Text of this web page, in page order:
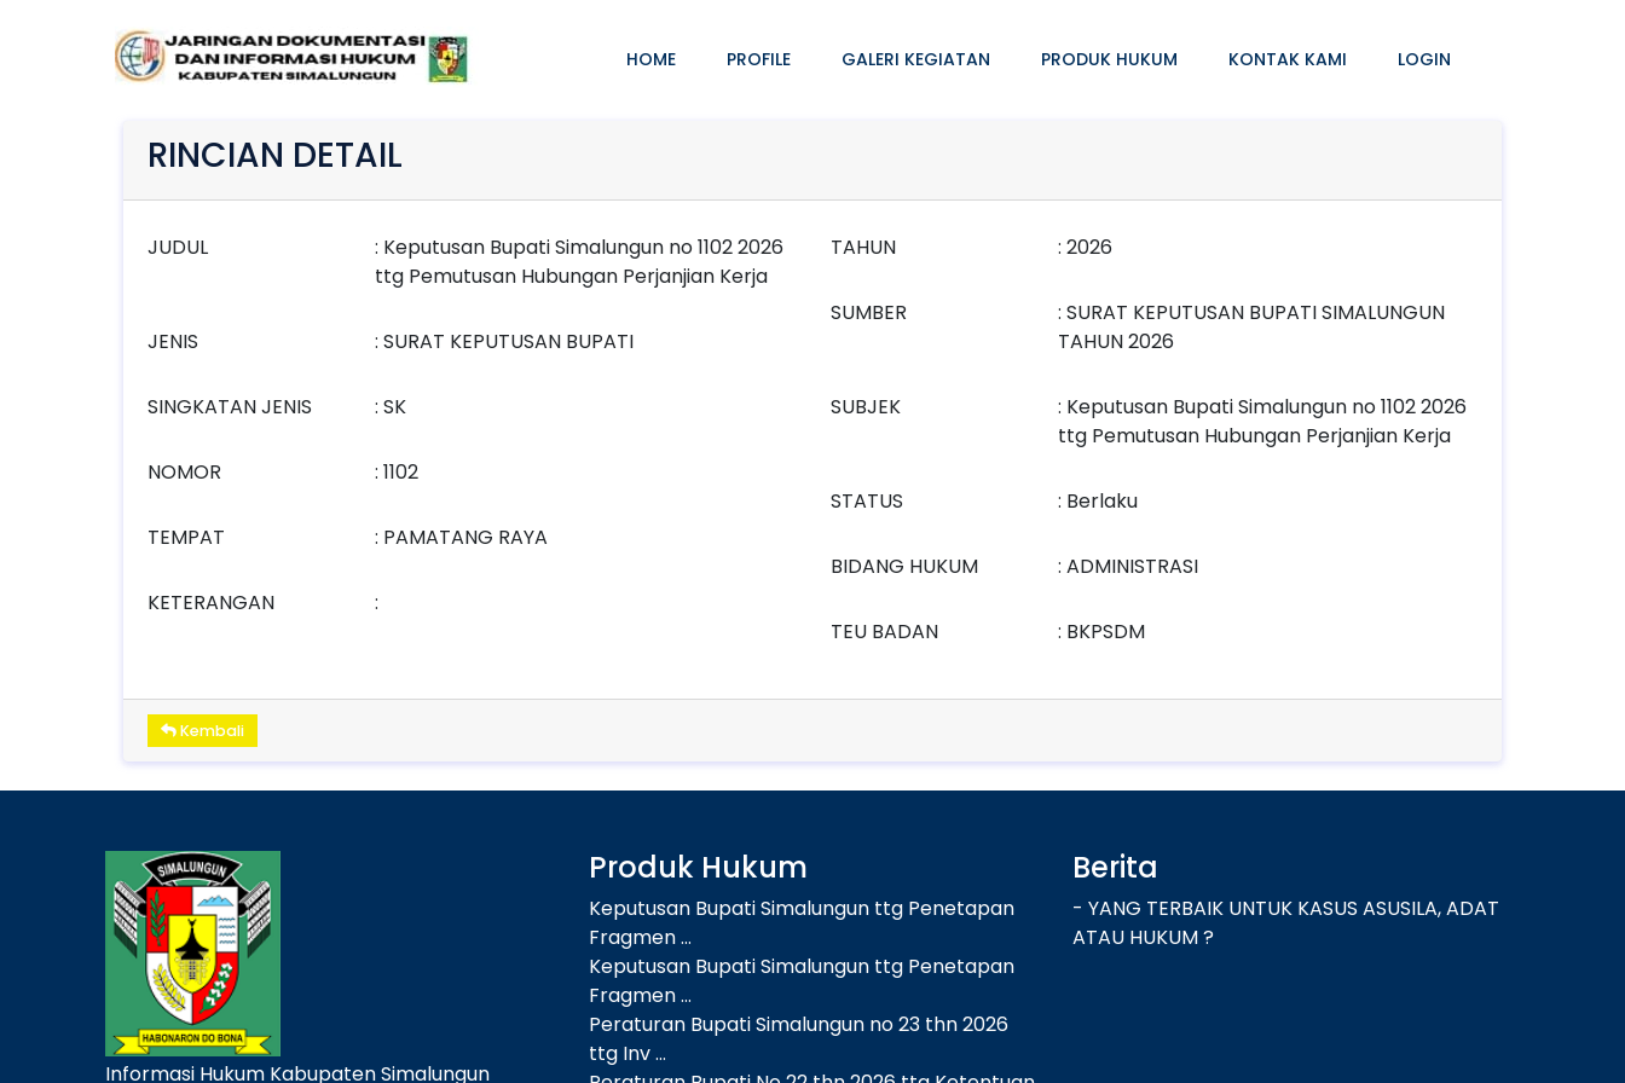
HOME PROFILE GALERI KEGIATAN PRODUK HUKUM KONTAK KAMI LOGIN
RINCIAN DETAIL
JUDUL
: Keputusan Bupati Simalungun no 1102 2026
ttg Pemutusan Hubungan Perjanjian Kerja
JENIS : SURAT KEPUTUSAN BUPATI
SINGKATAN JENIS : SK
NOMOR : 1102
TEMPAT : PAMATANG RAYA
KETERANGAN :
TAHUN : 2026
SUMBER
: SURAT KEPUTUSAN BUPATI SIMALUNGUN
TAHUN 2026
SUBJEK
: Keputusan Bupati Simalungun no 1102 2026
ttg Pemutusan Hubungan Perjanjian Kerja
STATUS : Berlaku
BIDANG HUKUM : ADMINISTRASI
TEU BADAN : BKPSDM
Kembali
Informasi Hukum Kabupaten Simalungun
Produk Hukum
Keputusan Bupati Simalungun ttg Penetapan
Fragmen ...
Keputusan Bupati Simalungun ttg Penetapan
Fragmen ...
Peraturan Bupati Simalungun no 23 thn 2026
ttg Inv ...
Berita
- YANG TERBAIK UNTUK KASUS ASUSILA, ADAT
ATAU HUKUM ?